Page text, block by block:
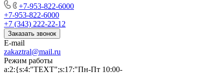
+7-953-822-6000
+7-953-822-6000
+7 (343) 222-22-12
Заказать звонок
E-mail
zakaztral@mail.ru
Режим работы
a:2:{s:4:"TEXT";s:17:"Пн-Пт 10:00-